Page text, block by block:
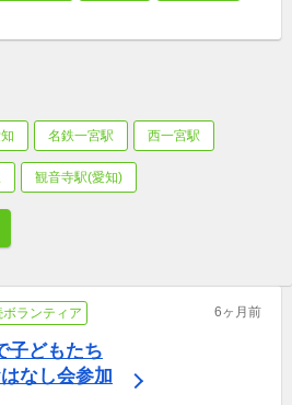
名鉄一宮駅 西一宮駅
観音寺駅(愛知)
ボランティア 6ヶ月前
子どもたち
なし会参加